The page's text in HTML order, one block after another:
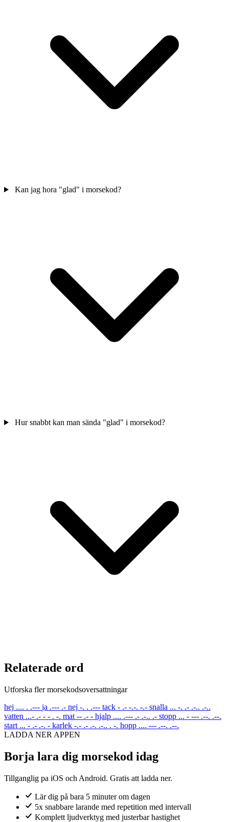
Kan jag hora "glad" i morsekod?
Hur snabbt kan man sända "glad" i morsekod?
Relaterade ord
Utforska fler morsekodsoversattningar
hej .... . .--- ja .--- .- nej -. . .--- tack - .- -.-. -.- snalla ... -. .- .-.. .-..
vatten ...- .- - - . -. mat -- .- - hjalp .... .--- .- .-.. .- stopp ... - --- .--. .--.
start ... - .- .-. - karlek -.- .- .-. .-.. . -. hopp .... --- .--. .--.
LADDA NER APPEN
Borja lara dig morsekod idag
Tillganglig pa iOS och Android. Gratis att ladda ner.
Lär dig på bara 5 minuter om dagen
5x snabbare larande med repetition med intervall
Komplett ljudverktyg med justerbar hastighet